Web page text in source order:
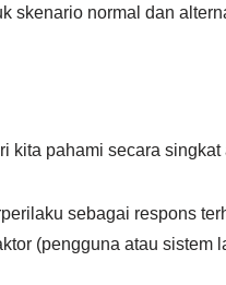
skenario normal dan
kita pahami secara singkat
sebagai respons
(pengguna atau sistem